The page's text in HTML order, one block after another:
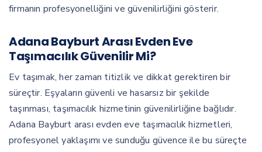
firmanın profesyonelliğini ve güvenilirliğini gösterir.
Adana Bayburt Arası Evden Eve
Taşımacılık Güvenilir Mi?
Ev taşımak, her zaman titizlik ve dikkat gerektiren bir
süreçtir. Eşyaların güvenli ve hasarsız bir şekilde
taşınması, taşımacılık hizmetinin güvenilirliğine bağlıdır.
Adana Bayburt arası evden eve taşımacılık hizmetleri,
profesyonel yaklaşımı ve sunduğu güvence ile bu süreçte